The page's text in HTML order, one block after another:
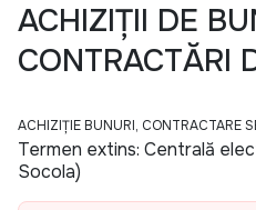
ACHIZIȚII DE
CONTRACTĂRI
ACHIZIȚIE BUNURI, CONTRACTARE
Termen extins: Centrală
Socola)